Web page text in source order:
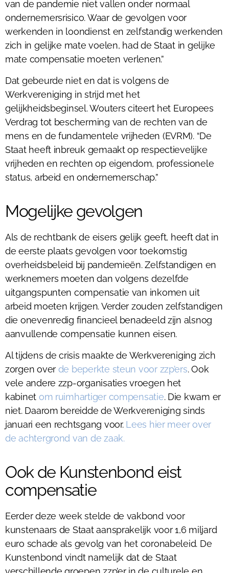
van de pandemie niet vallen onder normaal
ondernemersrisico. Waar de gevolgen voor
werkenden in loondienst en zelfstandig werkenden
zich in gelijke mate voelen, had de Staat in gelijke
mate compensatie moeten verlenen.”
Dat gebeurde niet en dat is volgens de
Werkvereniging in strijd met het
gelijkheidsbeginsel. Wouters citeert het Europees
Verdrag tot bescherming van de rechten van de
mens en de fundamentele vrijheden (EVRM). “De
Staat heeft inbreuk gemaakt op respectievelijke
vrijheden en rechten op eigendom, professionele
status, arbeid en ondernemerschap.”
Mogelijke gevolgen
Als de rechtbank de eisers gelijk geeft, heeft dat in
de eerste plaats gevolgen voor toekomstig
overheidsbeleid bij pandemieën. Zelfstandigen en
werknemers moeten dan volgens dezelfde
uitgangspunten compensatie van inkomen uit
arbeid moeten krijgen. Verder zouden zelfstandigen
die onevenredig financieel benadeeld zijn alsnog
aanvullende compensatie kunnen eisen.
Al tijdens de crisis maakte de Werkvereniging zich
zorgen over de beperkte steun voor zzp’ers. Ook
vele andere zzp-organisaties vroegen het
kabinet om ruimhartiger compensatie. Die kwam er
niet. Daarom bereidde de Werkvereniging sinds
januari een rechtsgang voor. Lees hier meer over
de achtergrond van de zaak.
Ook de Kunstenbond eist
compensatie
Eerder deze week stelde de vakbond voor
kunstenaars de Staat aansprakelijk voor 1,6 miljard
euro schade als gevolg van het coronabeleid. De
Kunstenbond vindt namelijk dat de Staat